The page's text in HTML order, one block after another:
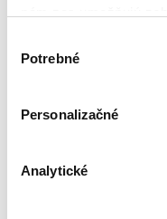
nám pomohlo, keby
súhlasu
Potrebné
Personalizačné
Analytické
Zúžiť výber
Od poslednej časti
Od prvej časti